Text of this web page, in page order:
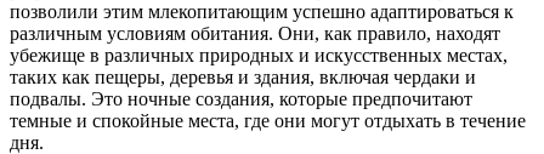
позволили этим млекопитающим успешно адаптироваться к
различным условиям обитания. Они, как правило, находят
убежище в различных природных и искусственных местах,
таких как пещеры, деревья и здания, включая чердаки и
подвалы. Это ночные создания, которые предпочитают
темные и спокойные места, где они могут отдыхать в течение
дня.